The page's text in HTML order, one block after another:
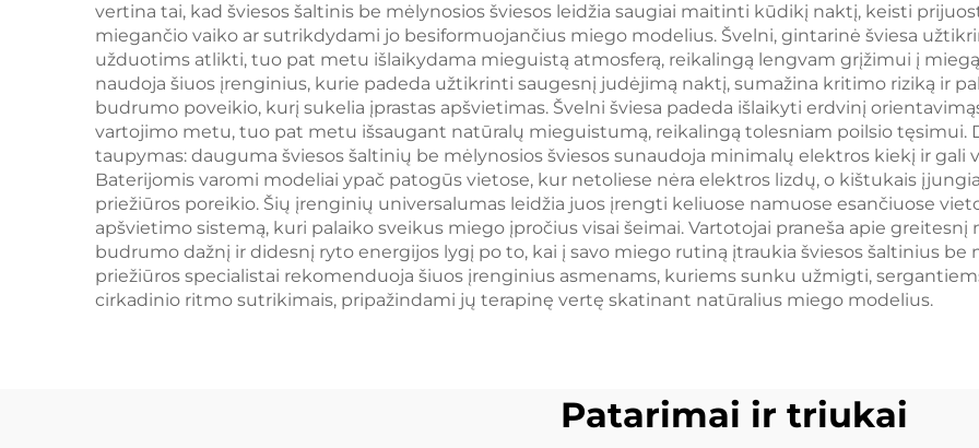
knygos lempa
vertina tai, kad šviesos šaltinis be mėlynosios šviesos leidžia saugiai maitinti kūdikį naktį, keisti
miegančio vaiko ar sutrikdydami jo besiformuojančius miego modelius. Švelni, gintarinė šviesa
užduotims atlikti, tuo pat metu išlaikydama mieguistą atmosferą, reikalingą lengvam grįžimui į
naudoja šiuos įrenginius, kurie padeda užtikrinti saugesnį judėjimą naktį, sumažina kritimo riziką ir
budrumo poveikio, kurį sukelia įprastas apšvietimas. Švelni šviesa padeda išlaikyti erdvinį
vartojimo metu, tuo pat metu išsaugant natūralų mieguistumą, reikalingą tolesniam poilsio tęsimui.
taupymas: dauguma šviesos šaltinių be mėlynosios šviesos sunaudoja minimalų elektros kiekį ir
Baterijomis varomi modeliai ypač patogūs vietose, kur netoliese nėra elektros lizdų, o kištukais
priežiūros poreikio. Šių įrenginių universalumas leidžia juos įrengti keliuose namuose esančiuose
apšvietimo sistemą, kuri palaiko sveikus miego įpročius visai šeimai. Vartotojai praneša apie
budrumo dažnį ir didesnį ryto energijos lygį po to, kai į savo miego rutiną įtraukia šviesos šaltinius be
priežiūros specialistai rekomenduoja šiuos įrenginius asmenams, kuriems sunku užmigti,
cirkadinio ritmo sutrikimais, pripažindami jų terapinę vertę skatinant natūralius miego modelius.
Patarimai ir triukai